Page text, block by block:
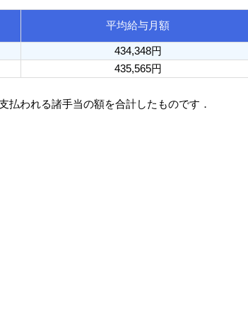
平均給与月額
434,348円
435,565円
払われる諸手当の額を合計したものです．